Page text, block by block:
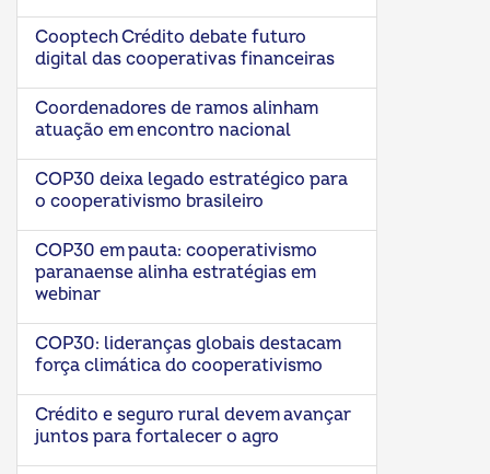
Cooptech Crédito debate futuro
digital das cooperativas financeiras
Coordenadores de ramos alinham
atuação em encontro nacional
COP30 deixa legado estratégico para
o cooperativismo brasileiro
COP30 em pauta: cooperativismo
paranaense alinha estratégias em
webinar
COP30: lideranças globais destacam
força climática do cooperativismo
Crédito e seguro rural devem avançar
juntos para fortalecer o agro